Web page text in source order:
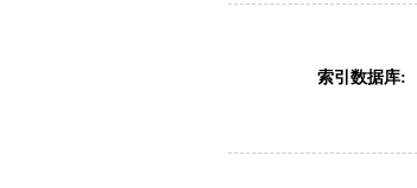
索引数据库: